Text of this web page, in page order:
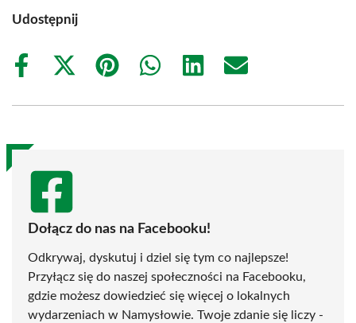
Udostępnij
Share
Share
(Twitter)
Share
Share
Share
Share
Dołącz do nas na Facebooku!
Odkrywaj, dyskutuj i dziel się tym co najlepsze!
Przyłącz się do naszej społeczności na Facebooku,
gdzie możesz dowiedzieć się więcej o lokalnych
wydarzeniach w Namysłowie. Twoje zdanie się liczy -